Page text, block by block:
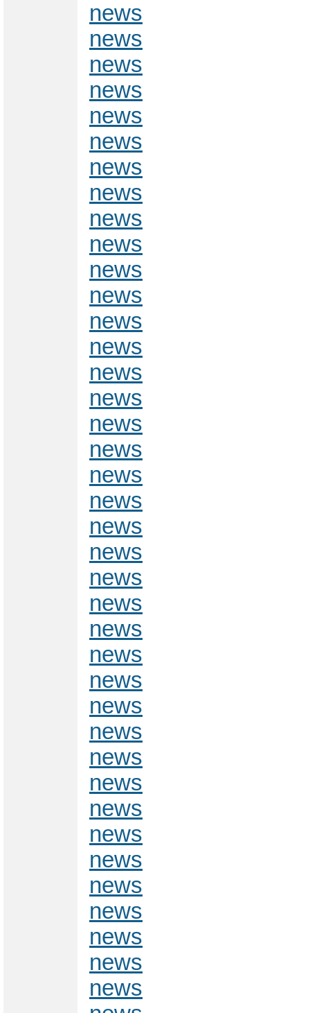
news
news
news
news
news
news
news
news
news
news
news
news
news
news
news
news
news
news
news
news
news
news
news
news
news
news
news
news
news
news
news
news
news
news
news
news
news
news
news